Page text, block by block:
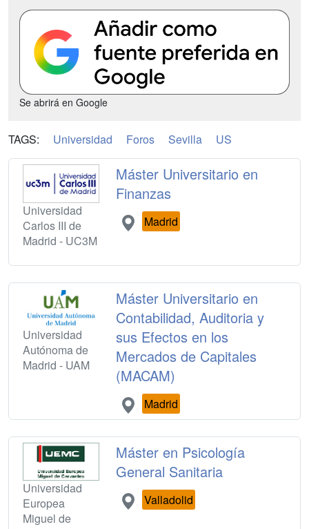
Se abrirá en Google
TAGS: Universidad Foros Sevilla US
Universidad
Carlos III de
Madrid - UC3M
Máster Universitario en
Finanzas
Madrid
Universidad
Autónoma de
Madrid - UAM
Máster Universitario en
Contabilidad, Auditoria y
sus Efectos en los
Mercados de Capitales
(MACAM)
Madrid
Universidad
Europea
Miguel de
Máster en Psicología
General Sanitaria
Valladolid